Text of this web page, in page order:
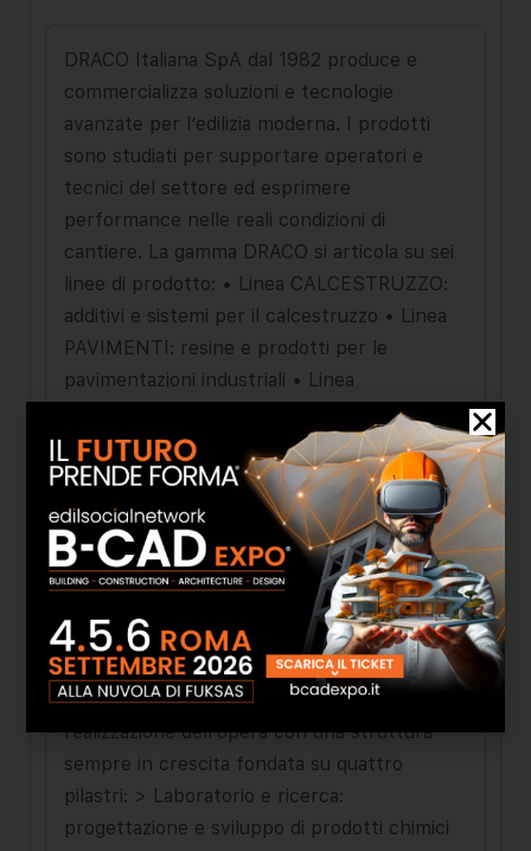
DRACO Italiana SpA dal 1982 produce e
commercializza soluzioni e tecnologie
avanzate per l’edilizia moderna. I prodotti
sono studiati per supportare operatori e
tecnici del settore ed esprimere
performance nelle reali condizioni di
cantiere. La gamma DRACO si articola su sei
linee di prodotto: • Linea CALCESTRUZZO:
additivi e sistemi per il calcestruzzo • Linea
PAVIMENTI: resine e prodotti per le
pavimentazioni industriali • Linea
IMPERMEABILIZZAZIONE: soluzioni per le
impermeabilizzazioni delle strutture • Linea
RESTAURO e PROTEZIONE: malte e sistemi
per il restauro delle strutture • Linea
UNDERGROUND e TUNNELLING: soluzioni
chimiche per fondazioni speciali e gallerie •
Linea RISANAMENTO e BIOEDILIZIA:
risanamento, coibentazione e benessere
abitativo DRACO vuol dire assistenza e
consulenza dalla progettazione alla
realizzazione dell’opera con una struttura
sempre in crescita fondata su quattro
pilastri: > Laboratorio e ricerca:
progettazione e sviluppo di prodotti chimici